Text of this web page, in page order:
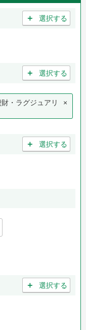
＋ 選択する
＋ 選択する
・ラグジュアリ
×
＋ 選択する
＋ 選択する